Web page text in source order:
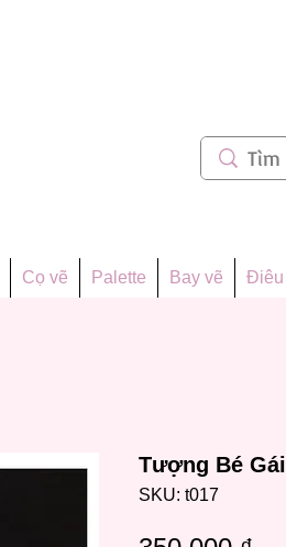
Cọ vẽ Palette Bay vẽ Điêu
Tượng Bé
SKU: t017